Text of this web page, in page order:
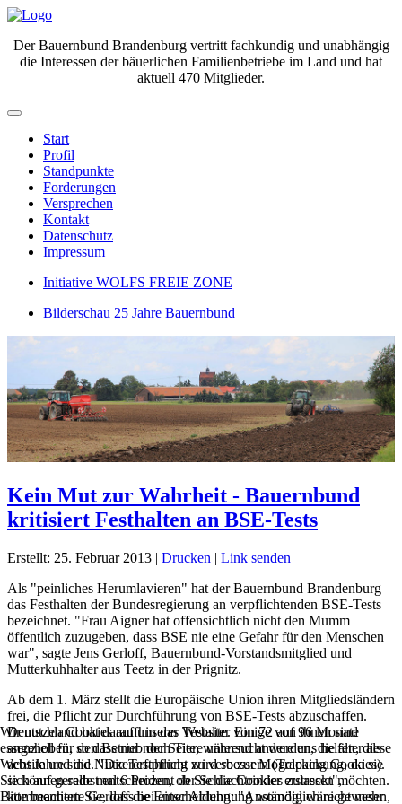
Der Bauernbund Brandenburg vertritt fachkundig und unabhängig
die Interessen der bäuerlichen Familienbetriebe im Land und hat
aktuell 470 Mitglieder.
Start
Profil
Standpunkte
Forderungen
Versprechen
Kontakt
Datenschutz
Impressum
Initiative WOLFS FREIE ZONE
Bilderschau 25 Jahre Bauernbund
Kein Mut zur Wahrheit - Bauernbund
kritisiert Festhalten an BSE-Tests
Erstellt: 25. Februar 2013 | Drucken | Link senden
Als "peinliches Herumlavieren" hat der Bauernbund Brandenburg
das Festhalten der Bundesregierung an verpflichtenden BSE-Tests
bezeichnet. "Frau Aigner hat offensichtlich nicht den Mumm
öffentlich zuzugeben, dass BSE nie eine Gefahr für den Menschen
war", sagte Jens Gerloff, Bauernbund-Vorstandsmitglied und
Mutterkuhhalter aus Teetz in der Prignitz.
Ab dem 1. März stellt die Europäische Union ihren Mitgliedsländern
frei, die Pflicht zur Durchführung von BSE-Tests abzuschaffen.
Deutschland hat daraufhin das Testalter von 72 auf 96 Monate
angehoben, so dass nur noch Tiere untersucht werden, die älter als
acht Jahre sind. "Die Testpflicht wird so zur Mogelpackung, da sie
sich auf gerade mal 6 Prozent der Schlachtrinder erstreckt",
kommentierte Gerloff die Entscheidung: "Anständig wäre gewesen,
Wir nutzen Cookies auf unserer Website. Einige von ihnen sind
essenziell für den Betrieb der Seite, während andere uns helfen, diese
Website und die Nutzererfahrung zu verbessern (Tracking Cookies).
Sie können selbst entscheiden, ob Sie die Cookies zulassen möchten.
Bitte beachten Sie, dass bei einer Ablehnung womöglich nicht mehr